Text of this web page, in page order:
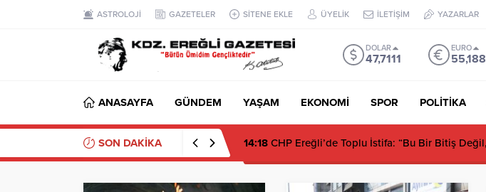
ASTROLOJİ GAZETELER SİTENE EKLE ÜYELİK İLETİŞİM YAZARLAR
DOLAR
47,7111
EURO
ANASAYFA GÜNDEM YAŞAM EKONOMİ SPOR POLİTİKA
SON DAKİKA 14:18 CHP Ereğli’de Toplu İstifa: “Bu Bir Bitiş